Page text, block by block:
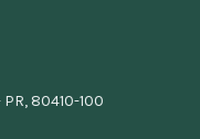
80410-100